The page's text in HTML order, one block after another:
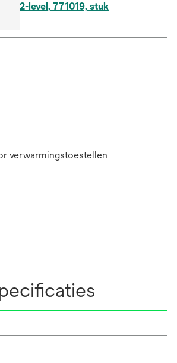
2-level, 771019, stuk
verwarmingstoestellen